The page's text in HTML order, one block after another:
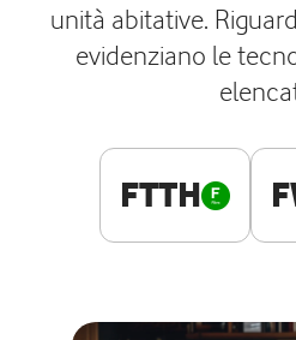
unità abitative.
evidenziano le
FTTH